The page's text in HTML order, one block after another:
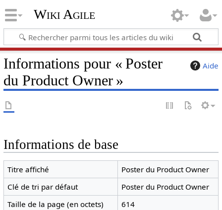
Wiki Agile
Aide
Informations pour « Poster
du Product Owner »
Informations de base
Titre affiché
Poster du Product Owner
Clé de tri par défaut
Poster du Product Owner
Taille de la page (en octets)
614